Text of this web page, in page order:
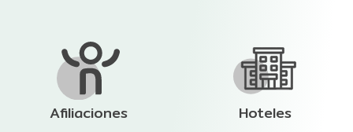
Afiliaciones Hoteles